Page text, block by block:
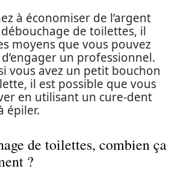
à économiser de l’argent
de toilettes, il
moyens que vous pouvez
un professionnel.
vous avez un petit bouchon
il est possible que vous
en utilisant un cure-dent
épiler.
de toilettes, combien ça
?